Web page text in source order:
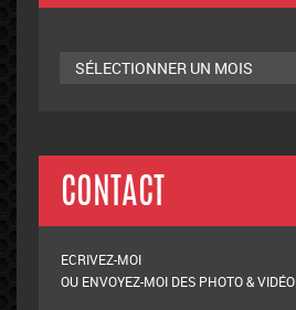
CONTACT
ECRIVEZ-MOI
OU ENVOYEZ-MOI DES PHOTO & VIDÉO